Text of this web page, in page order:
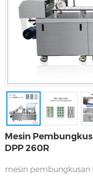
Mesin
DPP 260R
mesin pembungkusan